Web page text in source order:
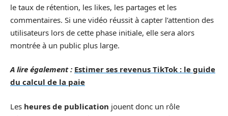
le taux de rétention, les likes, les partages et les
commentaires. Si une vidéo réussit à capter l’attention des
utilisateurs lors de cette phase initiale, elle sera alors
montrée à un public plus large.
A lire également : Estimer ses revenus TikTok : le guide
du calcul de la paie
Les heures de publication jouent donc un rôle